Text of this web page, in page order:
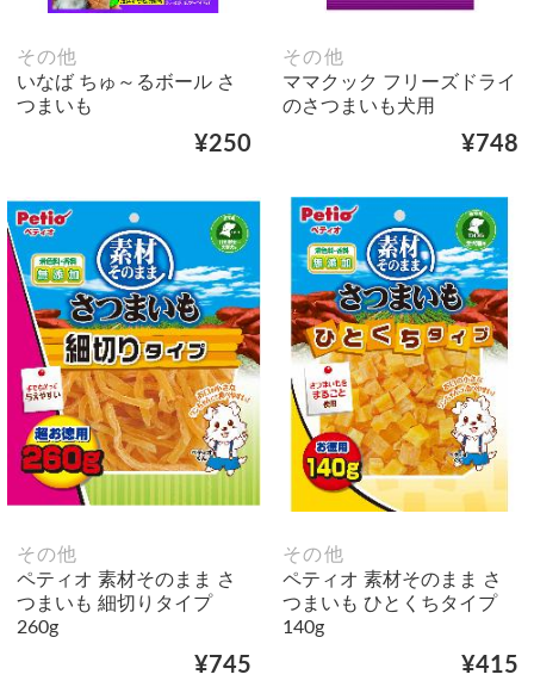
その他
いなば ちゅ～るボール さ
つまいも
¥250
その他
ママクック フリーズドライ
のさつまいも犬用
¥748
その他
ペティオ 素材そのまま さ
つまいも 細切りタイプ
260g
¥745
その他
ペティオ 素材そのまま さ
つまいも ひとくちタイプ
140g
¥415